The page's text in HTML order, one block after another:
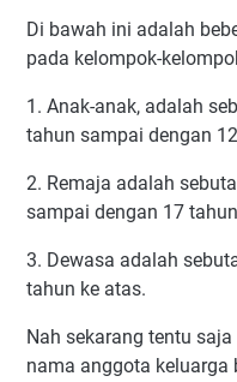
Di bawah ini adalah
pada kelompok-
1. Anak-anak, adalah
tahun sampai dengan
2. Remaja adalah
sampai dengan 17
3. Dewasa adalah
tahun ke atas.
Nah sekarang tentu
nama anggota keluarga